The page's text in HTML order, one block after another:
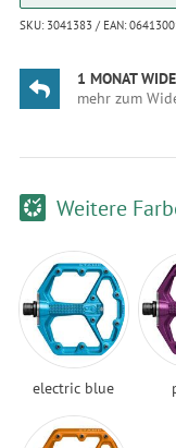
SKU: 3041383 / EAN:
1 MONAT
mehr zum
Weitere
electric blue